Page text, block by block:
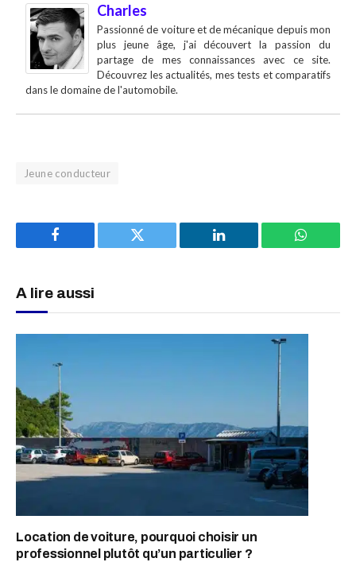
Charles
Passionné de voiture et de mécanique depuis mon
plus jeune âge, j'ai découvert la passion du
partage de mes connaissances avec ce site.
Découvrez les actualités, mes tests et comparatifs
dans le domaine de l'automobile.
Jeune conducteur
Facebook Twitter LinkedIn
A lire aussi
Location de voiture, pourquoi choisir un
professionnel plutôt qu’un particulier ?